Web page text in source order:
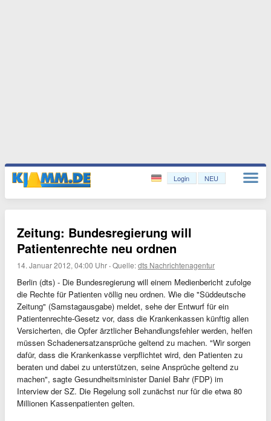
Login NEU
Zeitung: Bundesregierung will
Patientenrechte neu ordnen
14. Januar 2012, 04:00 Uhr ·Quelle:dts Nachrichtenagentur
Berlin (dts) - Die Bundesregierung will einem Medienbericht zufolge
die Rechte für Patienten völlig neu ordnen. Wie die "Süddeutsche
Zeitung" (Samstagausgabe) meldet, sehe der Entwurf für ein
Patientenrechte-Gesetz vor, dass die Krankenkassen künftig allen
Versicherten, die Opfer ärztlicher Behandlungsfehler werden, helfen
müssen Schadenersatzansprüche geltend zu machen. "Wir sorgen
dafür, dass die Krankenkasse verpflichtet wird, den Patienten zu
beraten und dabei zu unterstützen, seine Ansprüche geltend zu
machen", sagte Gesundheitsminister Daniel Bahr (FDP) im
Interview der SZ. Die Regelung soll zunächst nur für die etwa 80
Millionen Kassenpatienten gelten.